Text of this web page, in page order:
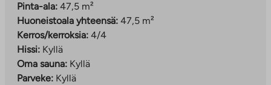
Pinta-ala: 47,5 m²
Huoneistoala yhteensä: 47,5 m²
Kerros/kerroksia: 4/4
Hissi: Kyllä
Oma sauna: Kyllä
Parveke: Kyllä